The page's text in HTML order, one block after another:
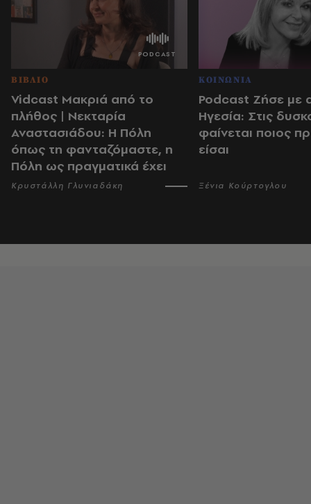
ΒΙΒΛΙΟ
Vidcast Μακριά από το
πλήθος | Νεκταρία
Αναστασιάδου: Η Πόλη
όπως τη φανταζόμαστε, η
Πόλη ως πραγματικά έχει
Κρυστάλλη Γλυνιαδάκη
ΚΟΙΝΩΝΙΑ
Podcast Ζήσε με
Ηγεσία: Στις
φαίνεται ποιος
είσαι
Ξένια Κούρτογλου